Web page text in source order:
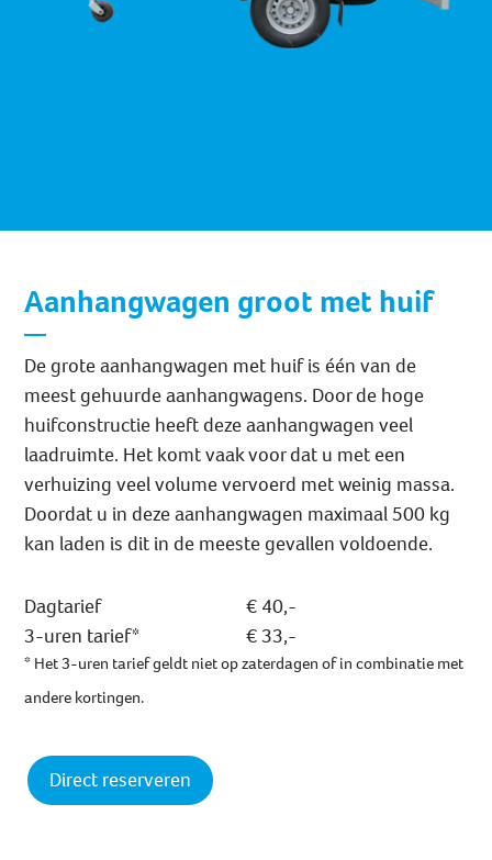
Aanhangwagen groot met huif
De grote aanhangwagen met huif is één van de
meest gehuurde aanhangwagens. Door de hoge
huifconstructie heeft deze aanhangwagen veel
laadruimte. Het komt vaak voor dat u met een
verhuizing veel volume vervoerd met weinig massa.
Doordat u in deze aanhangwagen maximaal 500 kg
kan laden is dit in de meeste gevallen voldoende.
Dagtarief
€ 40,-
3-uren tarief*
€ 33,-
* Het 3-uren tarief geldt niet op zaterdagen of in combinatie met
andere kortingen.
Direct reserveren